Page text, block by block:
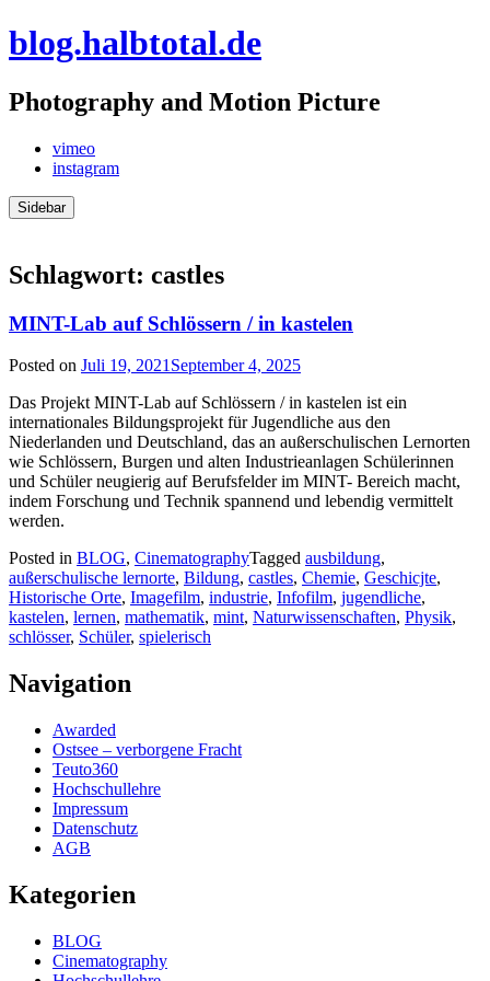
Skip
to
blog.halbtotal.de
Photography and Motion Picture
vimeo
instagram
Sidebar
Schlagwort: castles
MINT-Lab auf Schlössern / in kastelen
Posted on Juli 19, 2021 September 4, 2025
Das Projekt MINT-Lab auf Schlössern / in kastelen ist ein
internationales Bildungsprojekt für Jugendliche aus den
Niederlanden und Deutschland, das an außerschulischen Lernorten
wie Schlössern, Burgen und alten Industrieanlagen Schülerinnen
und Schüler neugierig auf Berufsfelder im MINT- Bereich macht,
indem Forschung und Technik spannend und lebendig vermittelt
werden.
Posted in BLOG, CinematographyTagged ausbildung,
außerschulische lernorte, Bildung, castles, Chemie, Geschicjte,
Historische Orte, Imagefilm, industrie, Infofilm, jugendliche,
kastelen, lernen, mathematik, mint, Naturwissenschaften, Physik,
schlösser, Schüler, spielerisch
Navigation
Awarded
Ostsee – verborgene Fracht
Teuto360
Hochschullehre
Impressum
Datenschutz
AGB
Kategorien
BLOG
Cinematography